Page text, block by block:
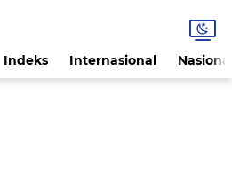
Indeks Internasional